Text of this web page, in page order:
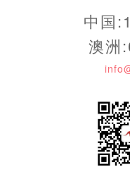
中国
澳洲